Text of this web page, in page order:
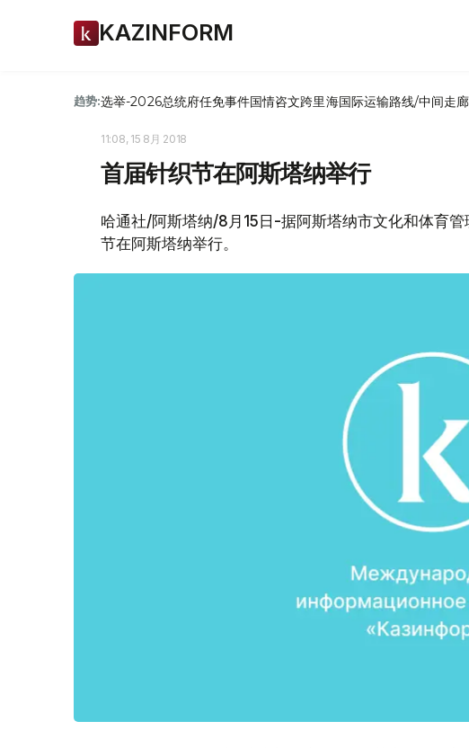
KAZINFORM
趋势:选举-2026总统府任免事件国情咨文跨里海国际运输路线/中间走廊
11:08, 15 8月 2018
首届针织节在阿斯塔纳举行
哈通社/阿斯塔纳/8月15日-据阿斯塔纳市文化和体育
节在阿斯塔纳举行。